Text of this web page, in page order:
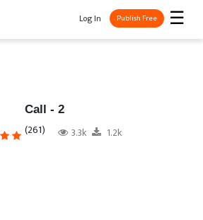
☰
Log In Publish Free
Call - 2
(261) 3.3k 1.2k